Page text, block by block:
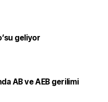
geliyor
AB ve AEB gerilimi